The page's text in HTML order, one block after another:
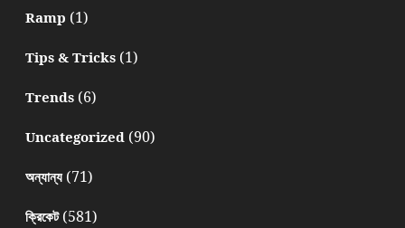
Ramp (1)
Tips & Tricks(1)
Trends(6)
Uncategorized(90)
অন্যান্য(71)
ক্রিকেট(581)